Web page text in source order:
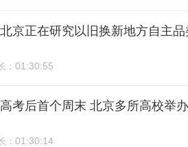
京正在研究以旧换新地方自主
： 01:30:55
考后首个周末 北京多所高校举
： 01:30:14